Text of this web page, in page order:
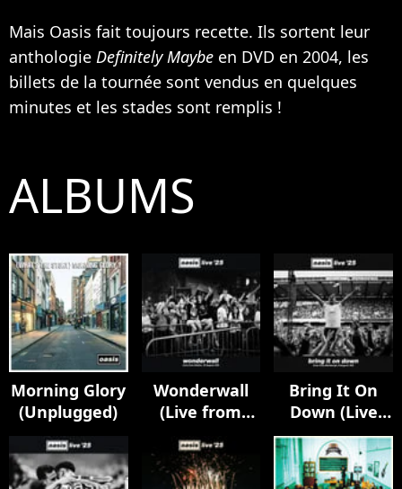
Mais Oasis fait toujours recette. Ils sortent leur
anthologie Definitely Maybe en DVD en 2004, les
billets de la tournée sont vendus en quelques
minutes et les stades sont remplis !
ALBUMS
Morning Glory
(Unplugged)
Wonderwall
(Live from
August '25)
Bring It On
Down (Live
from
Edinburgh, 9
August '25)